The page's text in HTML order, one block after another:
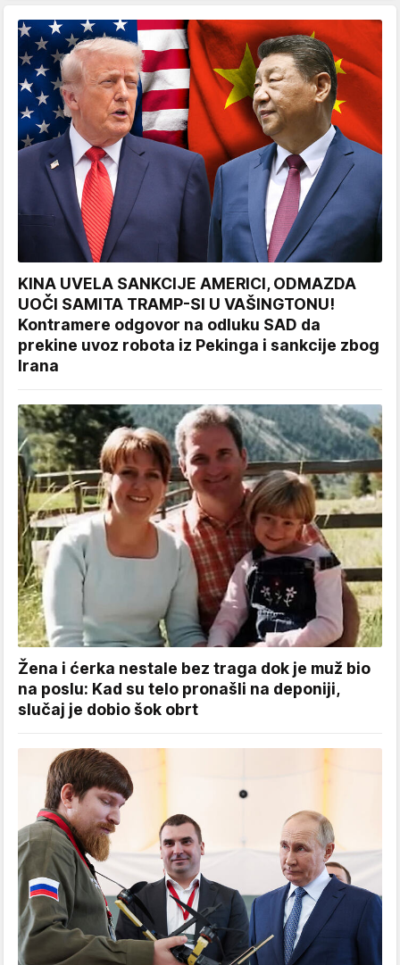
KINA UVELA SANKCIJE AMERICI, ODMAZDA
UOČI SAMITA TRAMP-SI U VAŠINGTONU!
Kontramere odgovor na odluku SAD da
prekine uvoz robota iz Pekinga i sankcije zbog
Irana
Žena i ćerka nestale bez traga dok je muž bio
na poslu: Kad su telo pronašli na deponiji,
slučaj je dobio šok obrt